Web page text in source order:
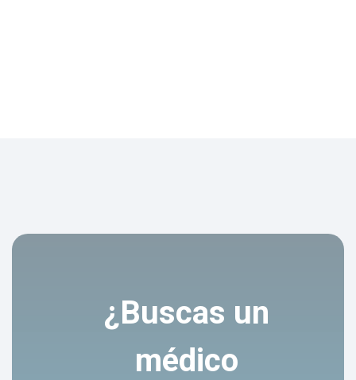
¿Buscas un
médico